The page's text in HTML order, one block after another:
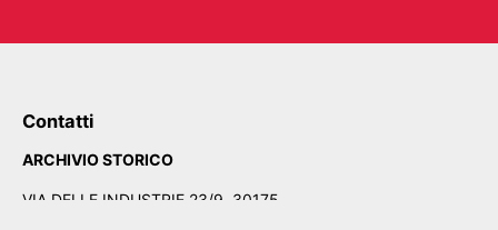
Contatti
ARCHIVIO STORICO
VIA DELLE INDUSTRIE 23/9, 30175